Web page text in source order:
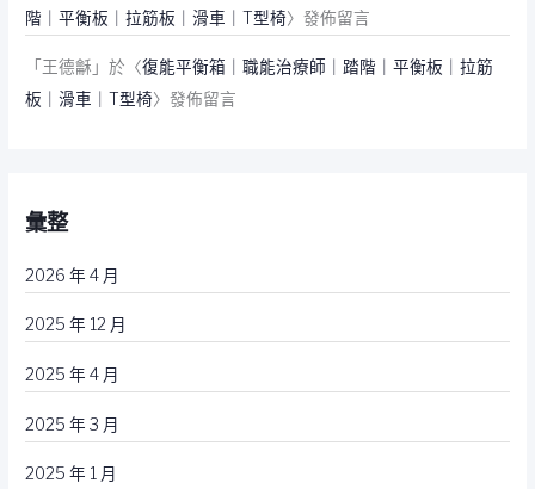
階｜平衡板｜拉筋板｜滑車｜T型椅〉發佈留言
「 王德龢 」於〈復能平衡箱｜職能治療師｜踏階｜平衡板｜拉筋
板｜滑車｜T型椅〉發佈留言
彙整
2026 年 4 月
2025 年 12 月
2025 年 4 月
2025 年 3 月
2025 年 1 月